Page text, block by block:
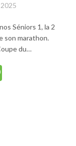
Séniors 1, la 2
son marathon.
du…